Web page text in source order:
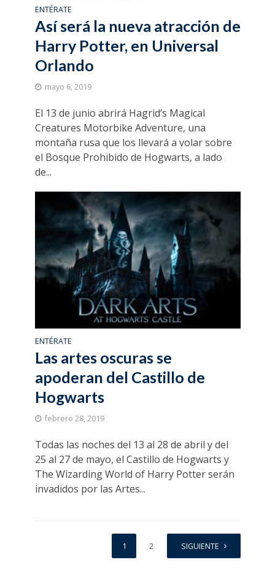
ENTÉRATE
Así será la nueva atracción de
Harry Potter, en Universal
Orlando
mayo 6, 2019
El 13 de junio abrirá Hagrid’s Magical
Creatures Motorbike Adventure, una
montaña rusa que los llevará a volar sobre
el Bosque Prohibido de Hogwarts, a lado
de...
ENTÉRATE
Las artes oscuras se
apoderan del Castillo de
Hogwarts
febrero 28, 2019
Todas las noches del 13 al 28 de abril y del
25 al 27 de mayo, el Castillo de Hogwarts y
The Wizarding World of Harry Potter serán
invadidos por las Artes...
1 2 SIGUIENTE